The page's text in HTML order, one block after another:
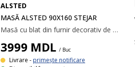
ALSTED
MASĂ ALSTED 90X160 STEJAR
Masă cu blat din furnir decorativ de culoarea stejarului și picioare din oțel. 90x160x75 cm
3999 MDL / Buc
Livrare - primește notificare